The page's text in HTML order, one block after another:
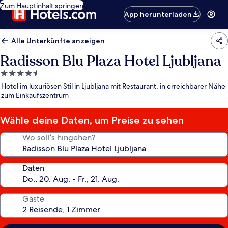
Zum Hauptinhalt springen
App herunterladen
Alle Unterkünfte anzeigen
Radisson Blu Plaza Hotel Ljubljana
4.5-
Sterne-
Unterkunft
Hotel im luxuriösen Stil in Ljubljana mit Restaurant, in erreichbarer Nähe
zum Einkaufszentrum
Wähle deine Daten, um Preise zu sehen
Wo soll’s hingehen?
Daten
Gäste